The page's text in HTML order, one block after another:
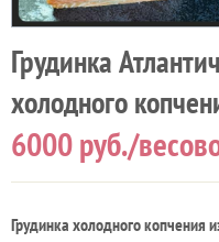
Грудинка
холодного
6000руб./
Грудинка холодного копчения